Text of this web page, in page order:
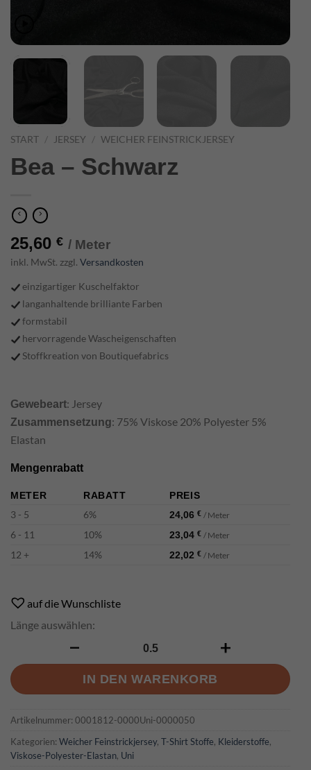
START / JERSEY / WEICHER FEINSTRICKJERSEY
Bea – Schwarz
25,60 € / Meter
inkl. MwSt. zzgl. Versandkosten
einzigartiger Kuschelfaktor
langanhaltende brilliante Farben
formstabil
hervorragende Wascheigenschaften
Stoffkreation von Boutiquefabrics
Gewebeart: Jersey
Zusammensetzung: 75% Viskose 20% Polyester 5%
Elastan
Mengenrabatt
METER RABATT PREIS
3 - 5 6% 24,06 € / Meter
6 - 11 10% 23,04 € / Meter
12 + 14% 22,02 € / Meter
auf die Wunschliste
Länge auswählen:
IN DEN WARENKORB
Artikelnummer: 0001812-0000Uni-0000050
Kategorien: Weicher Feinstrickjersey, T-Shirt Stoffe, Kleiderstoffe,
Viskose-Polyester-Elastan, Uni